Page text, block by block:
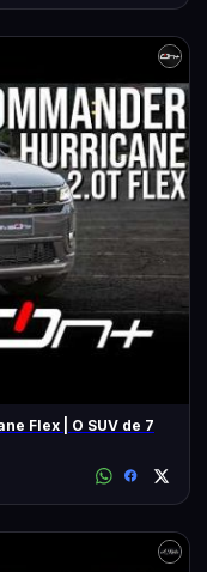
Flex | O SUV de 7